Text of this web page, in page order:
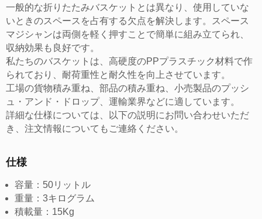
一般的な折りたたみバスケットとは異なり、使用していな
いときのスペースを占有する欠点を解決します。スペース
マジシャンは両側を軽く押すことで簡単に組み立てられ、
収納効果も良好です。
私たちのバスケットは、高硬度のPPプラスチック材料で作
られており、耐荷重性と耐久性を向上させています。
工場の貨物積み重ね、部品の積み重ね、小売製品のプッシ
ュ・アンド・ドロップ、運輸業界などに適しています。
詳細な仕様については、以下の説明にお問い合わせいただ
き、注文情報についてもご連絡ください。
仕様
容量：50リットル
重量：3キログラム
積載量：15Kg